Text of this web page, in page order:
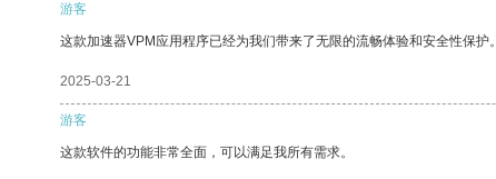
游客
这款加速器VPM应用程序已经为我们带来了无限的流畅体验和安全性保护。
2025-03-21
游客
这款软件的功能非常全面，可以满足我所有需求。